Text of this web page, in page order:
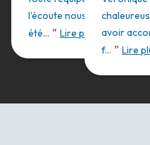
l'écoute nous avons
été... ” Lire plus
avoir
f... ” Lire